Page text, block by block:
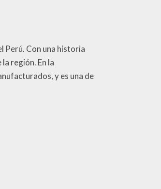
Perú. Con una historia
región. En la
y es una de